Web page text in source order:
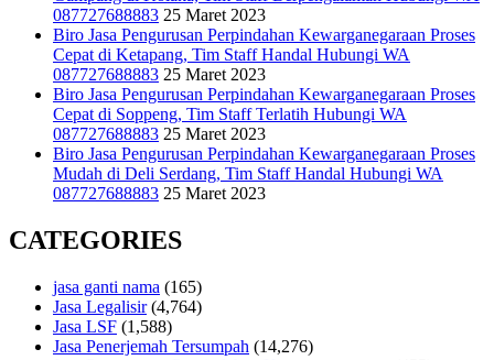
087727688883 25 Maret 2023
Biro Jasa Pengurusan Perpindahan Kewarganegaraan Proses
Cepat di Ketapang, Tim Staff Handal Hubungi WA
087727688883 25 Maret 2023
Biro Jasa Pengurusan Perpindahan Kewarganegaraan Proses
Cepat di Soppeng, Tim Staff Terlatih Hubungi WA
087727688883 25 Maret 2023
Biro Jasa Pengurusan Perpindahan Kewarganegaraan Proses
Mudah di Deli Serdang, Tim Staff Handal Hubungi WA
087727688883 25 Maret 2023
CATEGORIES
jasa ganti nama (165)
Jasa Legalisir(4,764)
Jasa LSF (1,588)
Jasa Penerjemah Tersumpah (14,276)